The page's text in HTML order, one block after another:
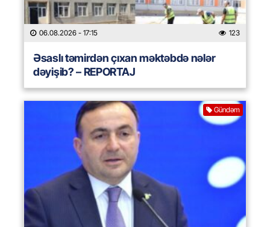
06.08.2026 - 17:15 123
Əsaslı təmirdən çıxan məktəbdə nələr
dəyişib? – REPORTAJ
Gündəm